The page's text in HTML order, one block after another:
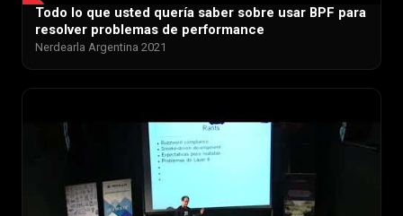
Todo lo que usted quería saber sobre usar BPF para
resolver problemas de performance
Nerdearla Argentina 2021